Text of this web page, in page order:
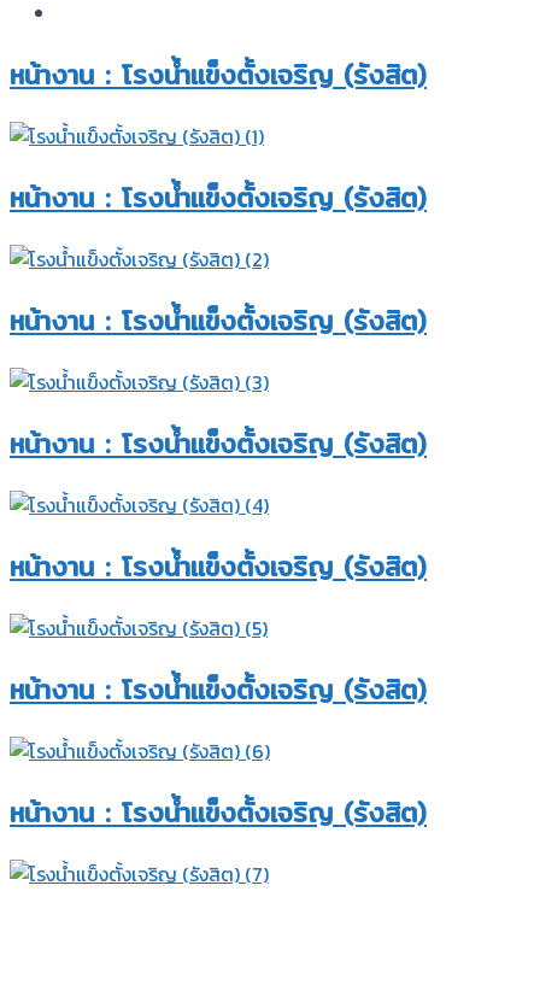
หน้างาน : โรงน้ำแข็งตั้งเจริญ (รังสิต)​
หน้างาน : โรงน้ำแข็งตั้งเจริญ (รังสิต)​
หน้างาน : โรงน้ำแข็งตั้งเจริญ (รังสิต)​
หน้างาน : โรงน้ำแข็งตั้งเจริญ (รังสิต)​
หน้างาน : โรงน้ำแข็งตั้งเจริญ (รังสิต)​
หน้างาน : โรงน้ำแข็งตั้งเจริญ (รังสิต)​
หน้างาน : โรงน้ำแข็งตั้งเจริญ (รังสิต)​